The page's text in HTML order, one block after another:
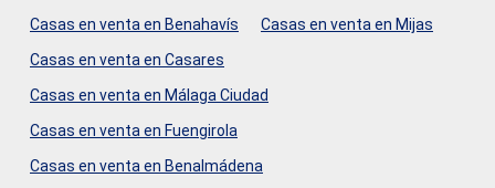
Casas en venta en Benahavís
Casas en venta en Mijas
Casas en venta en Casares
Casas en venta en Málaga Ciudad
Casas en venta en Fuengirola
Casas en venta en Benalmádena